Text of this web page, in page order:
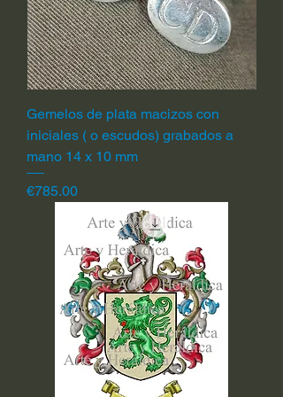
Gemelos de plata macizos con
iniciales ( o escudos) grabados a
mano 14 x 10 mm
Price
€785.00